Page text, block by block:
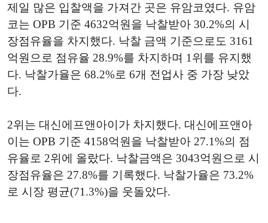
제일 많은 입찰액을 가져간 곳은 유암코였다. 유암
코는 OPB 기준 4632억원을 낙찰받아 30.2%의 시
장점유율을 차지했다. 낙찰 금액 기준으로도 3161
억원으로 점유율 28.9%를 차지하며 1위를 유지했
다. 낙찰가율은 68.2%로 6개 전업사 중 가장 낮았
다.
2위는 대신에프앤아이가 차지했다. 대신에프앤아
이는 OPB 기준 4158억원을 낙찰받아 27.1%의 점
유율로 2위에 올랐다. 낙찰금액은 3043억원으로 시
장점유율은 27.8%를 기록했다. 낙찰가율은 73.2%
로 시장 평균(71.3%)을 웃돌았다.